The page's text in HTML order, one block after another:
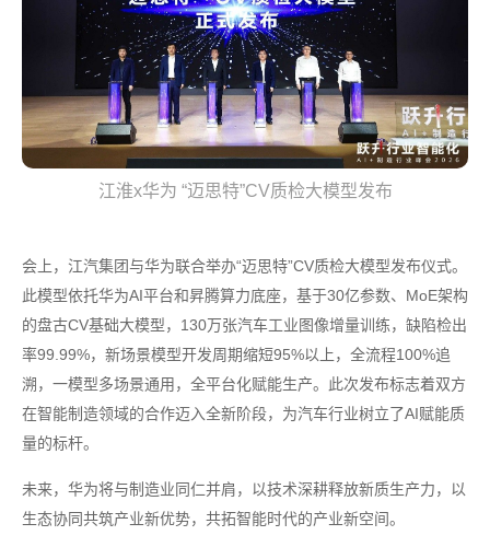
江淮x华为 “迈思特”CV质检大模型发布
会上，江汽集团与华为联合举办“迈思特”CV质检大模型发布仪式。
此模型依托华为AI平台和昇腾算力底座，基于30亿参数、MoE架构
的盘古CV基础大模型，130万张汽车工业图像增量训练，缺陷检出
率99.99%，新场景模型开发周期缩短95%以上，全流程100%追
溯，一模型多场景通用，全平台化赋能生产。此次发布标志着双方
在智能制造领域的合作迈入全新阶段，为汽车行业树立了AI赋能质
量的标杆。
未来，华为将与制造业同仁并肩，以技术深耕释放新质生产力，以
生态协同共筑产业新优势，共拓智能时代的产业新空间。